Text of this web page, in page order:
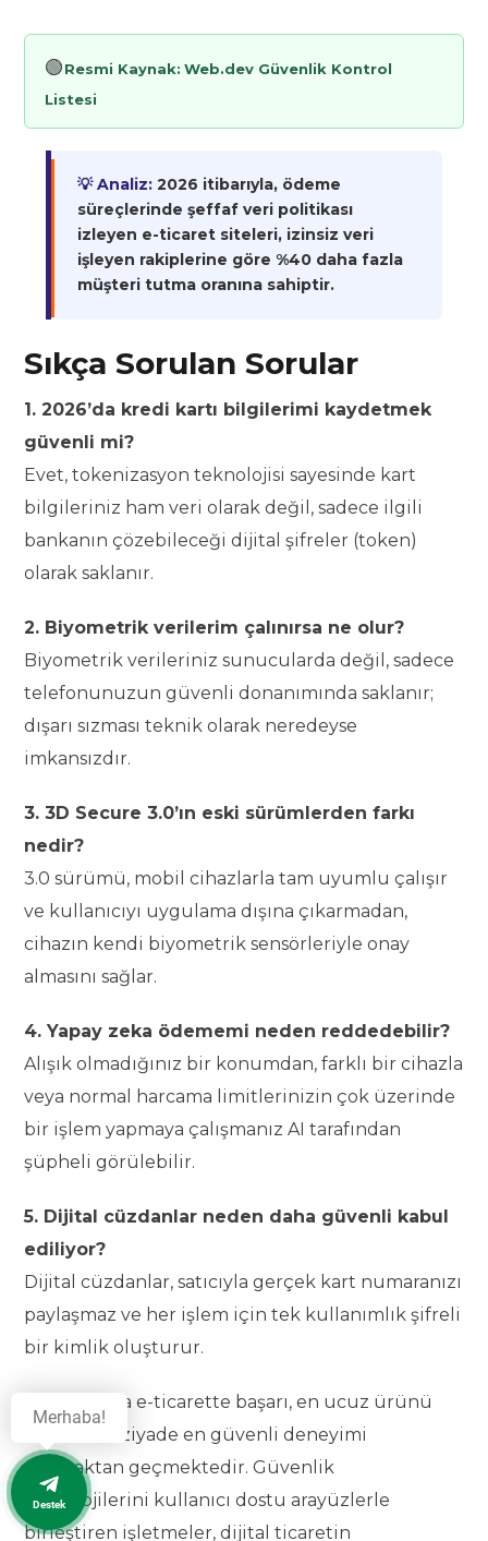
🟢Resmi Kaynak: Web.dev Güvenlik Kontrol
Listesi
💡 Analiz: 2026 itibarıyla, ödeme
süreçlerinde şeffaf veri politikası
izleyen e-ticaret siteleri, izinsiz veri
işleyen rakiplerine göre %40 daha fazla
müşteri tutma oranına sahiptir.
Sıkça Sorulan Sorular
1. 2026’da kredi kartı bilgilerimi kaydetmek
güvenli mi?
Evet, tokenizasyon teknolojisi sayesinde kart
bilgileriniz ham veri olarak değil, sadece ilgili
bankanın çözebileceği dijital şifreler (token)
olarak saklanır.
2. Biyometrik verilerim çalınırsa ne olur?
Biyometrik verileriniz sunucularda değil, sadece
telefonunuzun güvenli donanımında saklanır;
dışarı sızması teknik olarak neredeyse
imkansızdır.
3. 3D Secure 3.0’ın eski sürümlerden farkı
nedir?
3.0 sürümü, mobil cihazlarla tam uyumlu çalışır
ve kullanıcıyı uygulama dışına çıkarmadan,
cihazın kendi biyometrik sensörleriyle onay
almasını sağlar.
4. Yapay zeka ödememi neden reddedebilir?
Alışık olmadığınız bir konumdan, farklı bir cihazla
veya normal harcama limitlerinizin çok üzerinde
bir işlem yapmaya çalışmanız AI tarafından
şüpheli görülebilir.
5. Dijital cüzdanlar neden daha güvenli kabul
ediliyor?
Dijital cüzdanlar, satıcıyla gerçek kart numaranızı
paylaşmaz ve her işlem için tek kullanımlık şifreli
bir kimlik oluşturur.
2026 yılında e-ticarette başarı, en ucuz ürünü
satmaktan ziyade en güvenli deneyimi
sunmaktan geçmektedir. Güvenlik
teknolojilerini kullanıcı dostu arayüzlerle
birleştiren işletmeler, dijital ticaretin
Destek
Merhaba!